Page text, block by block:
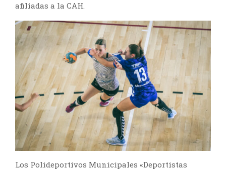
afiliadas a la CAH.
Los Polideportivos Municipales «Deportistas